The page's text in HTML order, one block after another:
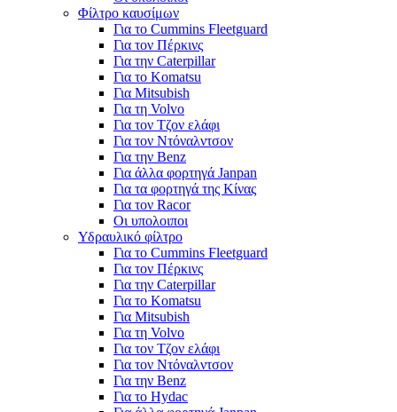
Φίλτρο καυσίμων
Για το Cummins Fleetguard
Για τον Πέρκινς
Για την Caterpillar
Για το Komatsu
Για Mitsubish
Για τη Volvo
Για τον Τζον ελάφι
Για τον Ντόναλντσον
Για την Benz
Για άλλα φορτηγά Janpan
Για τα φορτηγά της Κίνας
Για τον Racor
Οι υπολοιποι
Υδραυλικό φίλτρο
Για το Cummins Fleetguard
Για τον Πέρκινς
Για την Caterpillar
Για το Komatsu
Για Mitsubish
Για τη Volvo
Για τον Τζον ελάφι
Για τον Ντόναλντσον
Για την Benz
Για το Hydac